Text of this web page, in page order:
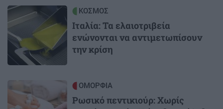
Image ΚΟΣΜΟΣ
Ιταλία: Τα ελαιοτριβεία
ενώνονται να αντιμετωπίσουν
την κρίση
ΟΜΟΡΦΙΑ
Ρωσικό πεντικιούρ: Χωρίς